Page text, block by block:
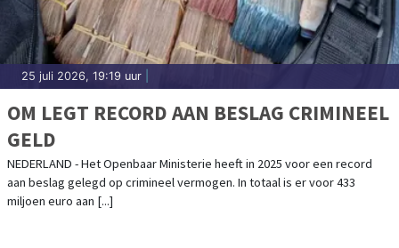
25 juli 2026, 19:19 uur
OM LEGT RECORD AAN BESLAG CRIMINEEL
GELD
NEDERLAND - Het Openbaar Ministerie heeft in 2025 voor een record
aan beslag gelegd op crimineel vermogen. In totaal is er voor 433
miljoen euro aan [...]